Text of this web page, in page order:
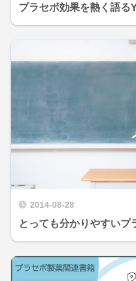
プラセボ効果を熱く語る
2014-08-28
とっても分かりやすいプ